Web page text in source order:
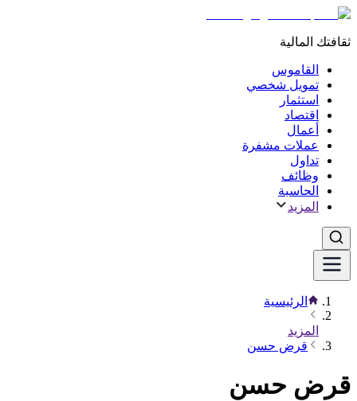
ثقافتك المالية
القاموس
تمويل شخصي
استثمار
اقتصاد
أعمال
عملات مشفرة
تداول
وظائف
الحاسبة
المزيد
الرئيسية
المزيد
قرض حسن
قرض حسن